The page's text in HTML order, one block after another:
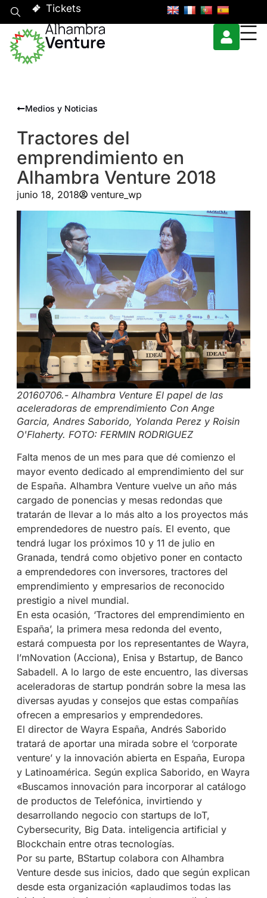
Tickets
Medios y Noticias
Tractores del
emprendimiento en
Alhambra Venture 2018
junio 18, 2018 venture_wp
20160706.- Alhambra Venture El papel de las
aceleradoras de emprendimiento Con Ange
Garcia, Andres Saborido, Yolanda Perez y Roisin
O'Flaherty. FOTO: FERMIN RODRIGUEZ
Falta menos de un mes para que dé comienzo el
mayor evento dedicado al emprendimiento del sur
de España. Alhambra Venture vuelve un año más
cargado de ponencias y mesas redondas que
tratarán de llevar a lo más alto a los proyectos más
emprendedores de nuestro país. El evento, que
tendrá lugar los próximos 10 y 11 de julio en
Granada, tendrá como objetivo poner en contacto
a emprendedores con inversores, tractores del
emprendimiento y empresarios de reconocido
prestigio a nivel mundial.
En esta ocasión, ‘Tractores del emprendimiento en
España’, la primera mesa redonda del evento,
estará compuesta por los representantes de Wayra,
I’mNovation (Acciona), Enisa y Bstartup, de Banco
Sabadell. A lo largo de este encuentro, las diversas
aceleradoras de startup pondrán sobre la mesa las
diversas ayudas y consejos que estas compañías
ofrecen a empresarios y emprendedores.
El director de Wayra España, Andrés Saborido
tratará de aportar una mirada sobre el ‘corporate
venture’ y la innovación abierta en España, Europa
y Latinoamérica. Según explica Saborido, en Wayra
«Buscamos innovación para incorporar al catálogo
de productos de Telefónica, invirtiendo y
desarrollando negocio con startups de IoT,
Cybersecurity, Big Data. inteligencia artificial y
Blockchain entre otras tecnologías.
Por su parte, BStartup colabora con Alhambra
Venture desde sus inicios, dado que según explican
desde esta organización «aplaudimos todas las